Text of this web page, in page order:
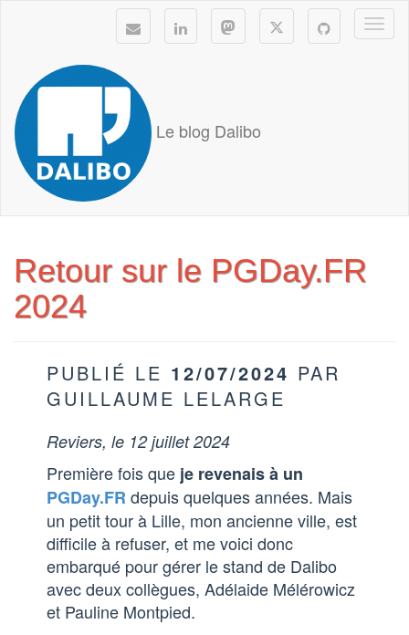
Le blog Dalibo
Retour sur le PGDay.FR
2024
PUBLIÉ LE 12/07/2024 PAR
GUILLAUME LELARGE
Reviers, le 12 juillet 2024
Première fois que je revenais à un
PGDay.FR depuis quelques années. Mais
un petit tour à Lille, mon ancienne ville, est
difficile à refuser, et me voici donc
embarqué pour gérer le stand de Dalibo
avec deux collègues, Adélaide Mélérowicz
et Pauline Montpied.